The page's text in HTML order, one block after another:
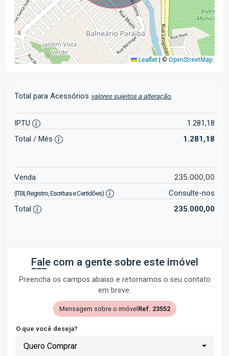
Leaflet ©OpenStreetMap
Total para Acessórios valores sujeitos a alteração.
IPTU
1.281,18
Total / Mês
1.281,18
Venda 235.000,00
(ITBI, Registro, Escritura e Certidões)
Consulte-nos
Total
235.000,00
Fale com a gente sobre este imóvel
Preencha os campos abaixo e retornamos o seu contato
em breve.
Mensagem sobre o imóvel Ref. 23552
O que você deseja?
Quero Comprar